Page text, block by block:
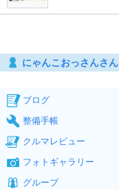
にゃんこおっさんさん
ブログ
整備手帳
クルマレビュー
フォトギャラリー
グループ